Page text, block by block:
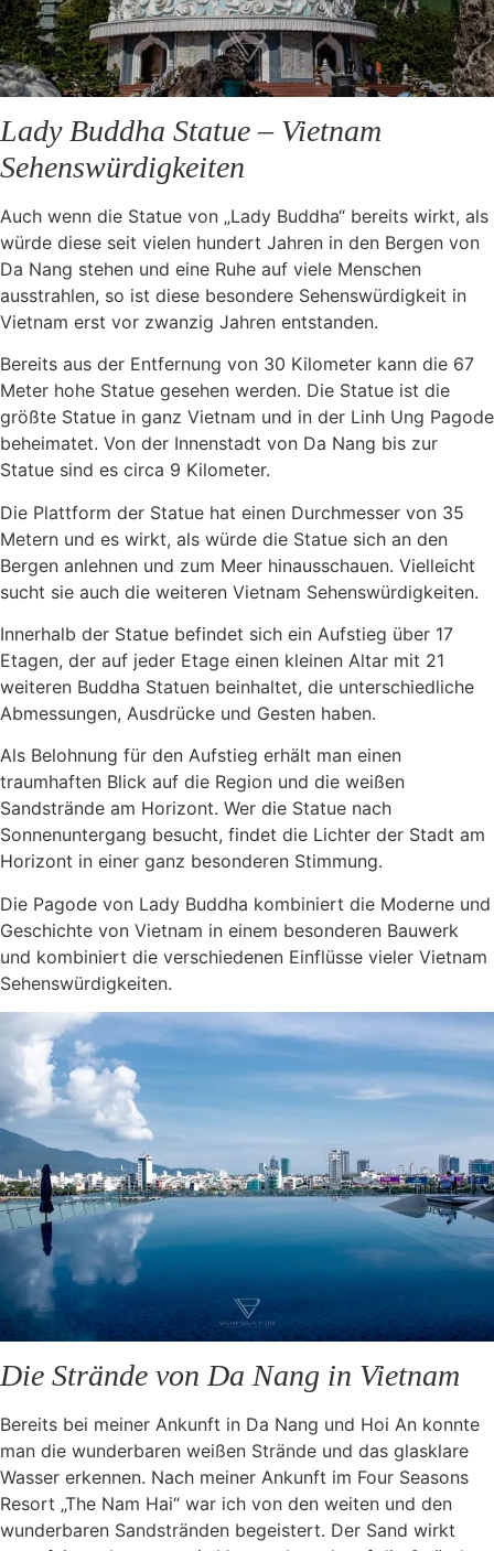
Lady Buddha Statue – Vietnam
Sehenswürdigkeiten
Auch wenn die Statue von „Lady Buddha“ bereits wirkt, als
würde diese seit vielen hundert Jahren in den Bergen von
Da Nang stehen und eine Ruhe auf viele Menschen
ausstrahlen, so ist diese besondere Sehenswürdigkeit in
Vietnam erst vor zwanzig Jahren entstanden.
Bereits aus der Entfernung von 30 Kilometer kann die 67
Meter hohe Statue gesehen werden. Die Statue ist die
größte Statue in ganz Vietnam und in der Linh Ung Pagode
beheimatet. Von der Innenstadt von Da Nang bis zur
Statue sind es circa 9 Kilometer.
Die Plattform der Statue hat einen Durchmesser von 35
Metern und es wirkt, als würde die Statue sich an den
Bergen anlehnen und zum Meer hinausschauen. Vielleicht
sucht sie auch die weiteren Vietnam Sehenswürdigkeiten.
Innerhalb der Statue befindet sich ein Aufstieg über 17
Etagen, der auf jeder Etage einen kleinen Altar mit 21
weiteren Buddha Statuen beinhaltet, die unterschiedliche
Abmessungen, Ausdrücke und Gesten haben.
Als Belohnung für den Aufstieg erhält man einen
traumhaften Blick auf die Region und die weißen
Sandstrände am Horizont. Wer die Statue nach
Sonnenuntergang besucht, findet die Lichter der Stadt am
Horizont in einer ganz besonderen Stimmung.
Die Pagode von Lady Buddha kombiniert die Moderne und
Geschichte von Vietnam in einem besonderen Bauwerk
und kombiniert die verschiedenen Einflüsse vieler Vietnam
Sehenswürdigkeiten.
Die Strände von Da Nang in Vietnam
Bereits bei meiner Ankunft in Da Nang und Hoi An konnte
man die wunderbaren weißen Strände und das glasklare
Wasser erkennen. Nach meiner Ankunft im Four Seasons
Resort „The Nam Hai“ war ich von den weiten und den
wunderbaren Sandstränden begeistert. Der Sand wirkt